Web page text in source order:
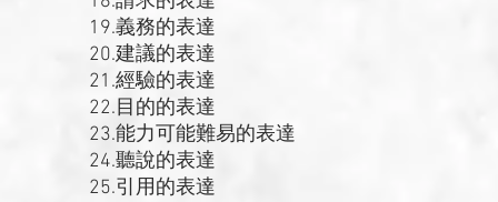
19.義務的表達
20.建議的表達
21.經驗的表達
22.目的的表達
23.能力可能難易的表達
24.聽說的表達
25.引用的表達